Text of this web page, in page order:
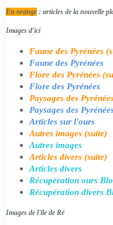
En orange : articles de la nouvelle
Images d'ici
Faune des Pyrénées
Faune des Pyrénées
Flore des Pyrénées
Flore des Pyrénées
Paysages des
Paysages des
Articles sur l'ours
Autres images (suite)
Autres images
Articles divers (suite)
Articles divers
Récupération ours
Récupération divers
Images de l'île de Ré